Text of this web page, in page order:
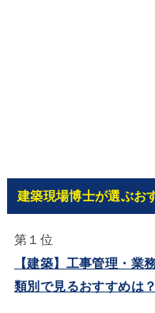
建築現場博士が選ぶお
第１位
【建築】工事管理・業
類別で見るおすすめは？